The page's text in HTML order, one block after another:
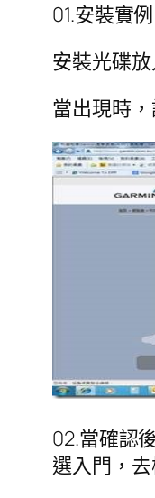
01.安裝實
安裝光碟
當出現時
02.當確認
選入門，